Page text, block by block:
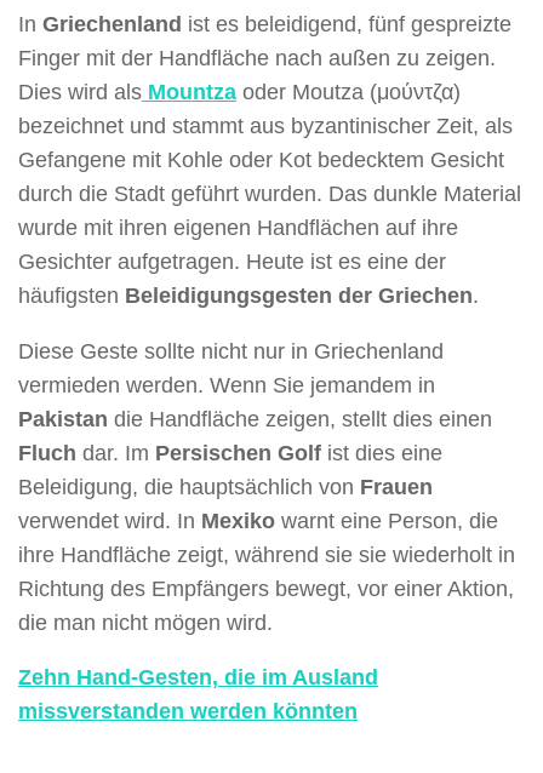
In Griechenland ist es beleidigend, fünf gespreizte
Finger mit der Handfläche nach außen zu zeigen.
Dies wird als Mountza oder Moutza (μούντζα)
bezeichnet und stammt aus byzantinischer Zeit, als
Gefangene mit Kohle oder Kot bedecktem Gesicht
durch die Stadt geführt wurden. Das dunkle Material
wurde mit ihren eigenen Handflächen auf ihre
Gesichter aufgetragen. Heute ist es eine der
häufigsten Beleidigungsgesten der Griechen.
Diese Geste sollte nicht nur in Griechenland
vermieden werden. Wenn Sie jemandem in
Pakistan die Handfläche zeigen, stellt dies einen
Fluch dar. Im Persischen Golf ist dies eine
Beleidigung, die hauptsächlich von Frauen
verwendet wird. In Mexiko warnt eine Person, die
ihre Handfläche zeigt, während sie sie wiederholt in
Richtung des Empfängers bewegt, vor einer Aktion,
die man nicht mögen wird.
Zehn Hand-Gesten, die im Ausland
missverstanden werden könnten